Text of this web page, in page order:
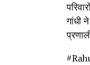
गांधी